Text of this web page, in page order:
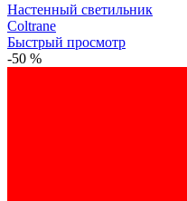
Настенный светильник
Coltrane
Быстрый просмотр
-50 %